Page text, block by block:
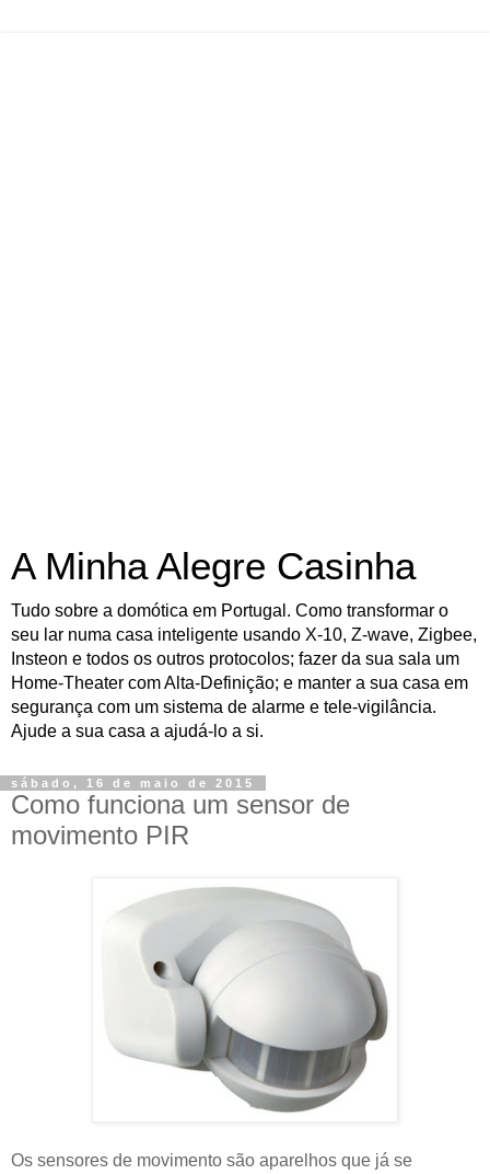
A Minha Alegre Casinha
Tudo sobre a domótica em Portugal. Como transformar o
seu lar numa casa inteligente usando X-10, Z-wave, Zigbee,
Insteon e todos os outros protocolos; fazer da sua sala um
Home-Theater com Alta-Definição; e manter a sua casa em
segurança com um sistema de alarme e tele-vigilância.
Ajude a sua casa a ajudá-lo a si.
sábado, 16 de maio de 2015
Como funciona um sensor de
movimento PIR
Os sensores de movimento são aparelhos que já se